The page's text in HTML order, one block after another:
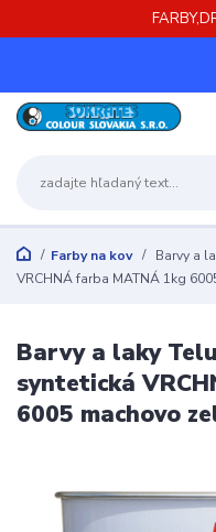
Farby na kov
Barvy a
VRCHNÁ farba MATNÁ 1kg
Barvy a laky
syntetická
6005 machovo